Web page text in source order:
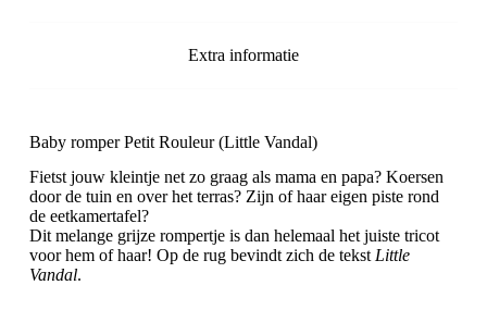
Extra informatie
Baby romper Petit Rouleur (Little Vandal)
Fietst jouw kleintje net zo graag als mama en papa? Koersen
door de tuin en over het terras? Zijn of haar eigen piste rond
de eetkamertafel?
Dit melange grijze rompertje is dan helemaal het juiste tricot
voor hem of haar! Op de rug bevindt zich de tekstLittle
Vandal.